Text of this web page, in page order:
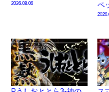
2026.08.06
ペ